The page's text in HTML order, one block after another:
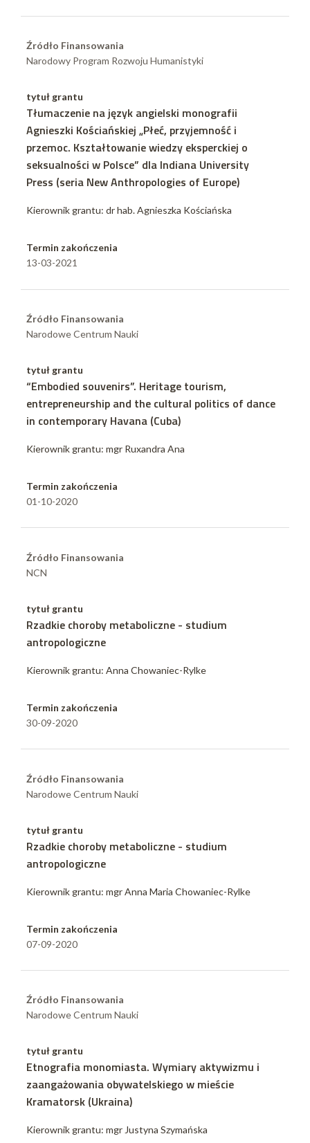
Źródło Finansowania
Narodowy Program Rozwoju Humanistyki
tytuł grantu
Tłumaczenie na język angielski monografii
Agnieszki Kościańskiej „Płeć, przyjemność i
przemoc. Kształtowanie wiedzy eksperckiej o
seksualności w Polsce” dla Indiana University
Press (seria New Anthropologies of Europe)
Kierownik grantu: dr hab. Agnieszka Kościańska
Termin zakończenia
13-03-2021
Źródło Finansowania
Narodowe Centrum Nauki
tytuł grantu
“Embodied souvenirs”. Heritage tourism,
entrepreneurship and the cultural politics of dance
in contemporary Havana (Cuba)
Kierownik grantu: mgr Ruxandra Ana
Termin zakończenia
01-10-2020
Źródło Finansowania
NCN
tytuł grantu
Rzadkie choroby metaboliczne - studium
antropologiczne
Kierownik grantu: Anna Chowaniec-Rylke
Termin zakończenia
30-09-2020
Źródło Finansowania
Narodowe Centrum Nauki
tytuł grantu
Rzadkie choroby metaboliczne - studium
antropologiczne
Kierownik grantu: mgr Anna Maria Chowaniec-Rylke
Termin zakończenia
07-09-2020
Źródło Finansowania
Narodowe Centrum Nauki
tytuł grantu
Etnografia monomiasta. Wymiary aktywizmu i
zaangażowania obywatelskiego w mieście
Kramatorsk (Ukraina)
Kierownik grantu: mgr Justyna Szymańska